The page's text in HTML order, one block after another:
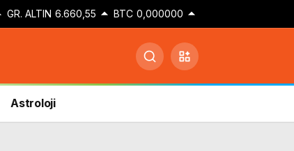
GR. ALTIN 6.660,55 BTC 0,000000
Astroloji